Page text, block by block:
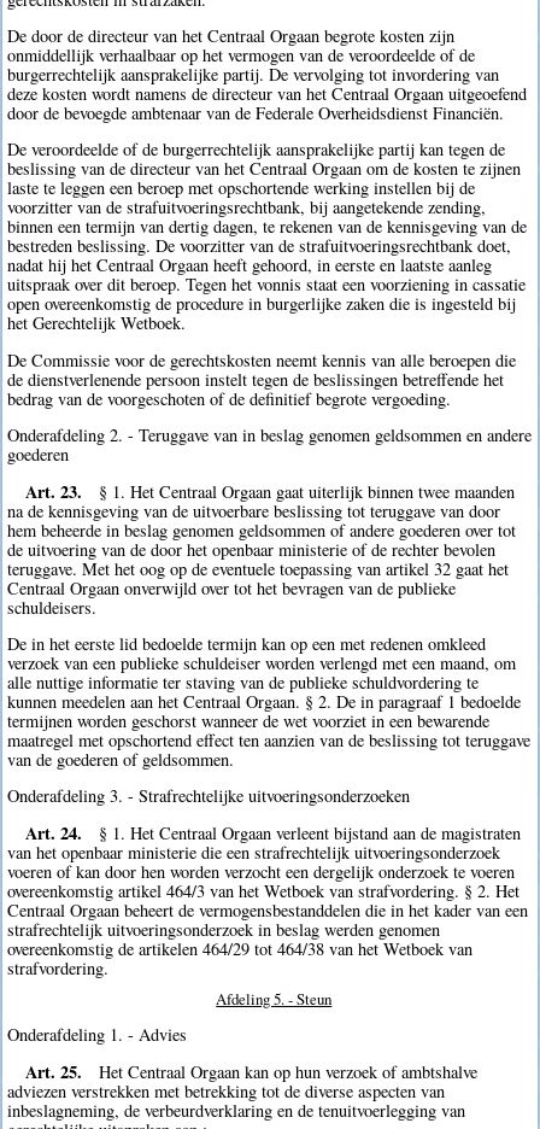
De door de directeur van het Centraal Orgaan begrote kosten zijn
onmiddellijk verhaalbaar op het vermogen van de veroordeelde of de
burgerrechtelijk aansprakelijke partij. De vervolging tot invordering van
deze kosten wordt namens de directeur van het Centraal Orgaan uitgeoefend
door de bevoegde ambtenaar van de Federale Overheidsdienst Financiën.
De veroordeelde of de burgerrechtelijk aansprakelijke partij kan tegen de
beslissing van de directeur van het Centraal Orgaan om de kosten te zijnen
laste te leggen een beroep met opschortende werking instellen bij de
voorzitter van de strafuitvoeringsrechtbank, bij aangetekende zending,
binnen een termijn van dertig dagen, te rekenen van de kennisgeving van de
bestreden beslissing. De voorzitter van de strafuitvoeringsrechtbank doet,
nadat hij het Centraal Orgaan heeft gehoord, in eerste en laatste aanleg
uitspraak over dit beroep. Tegen het vonnis staat een voorziening in cassatie
open overeenkomstig de procedure in burgerlijke zaken die is ingesteld bij
het Gerechtelijk Wetboek.
De Commissie voor de gerechtskosten neemt kennis van alle beroepen die
de dienstverlenende persoon instelt tegen de beslissingen betreffende het
bedrag van de voorgeschoten of de definitief begrote vergoeding.
Onderafdeling 2. - Teruggave van in beslag genomen geldsommen en andere
goederen
Art. 23.
§ 1. Het Centraal Orgaan gaat uiterlijk binnen twee maanden
na de kennisgeving van de uitvoerbare beslissing tot teruggave van door
hem beheerde in beslag genomen geldsommen of andere goederen over tot
de uitvoering van de door het openbaar ministerie of de rechter bevolen
teruggave. Met het oog op de eventuele toepassing van artikel 32 gaat het
Centraal Orgaan onverwijld over tot het bevragen van de publieke
schuldeisers.
De in het eerste lid bedoelde termijn kan op een met redenen omkleed
verzoek van een publieke schuldeiser worden verlengd met een maand, om
alle nuttige informatie ter staving van de publieke schuldvordering te
kunnen meedelen aan het Centraal Orgaan. § 2. De in paragraaf 1 bedoelde
termijnen worden geschorst wanneer de wet voorziet in een bewarende
maatregel met opschortend effect ten aanzien van de beslissing tot teruggave
van de goederen of geldsommen.
Onderafdeling 3. - Strafrechtelijke uitvoeringsonderzoeken
Art. 24.
§ 1. Het Centraal Orgaan verleent bijstand aan de magistraten
van het openbaar ministerie die een strafrechtelijk uitvoeringsonderzoek
voeren of kan door hen worden verzocht een dergelijk onderzoek te voeren
overeenkomstig artikel 464/3 van het Wetboek van strafvordering. § 2. Het
Centraal Orgaan beheert de vermogensbestanddelen die in het kader van een
strafrechtelijk uitvoeringsonderzoek in beslag werden genomen
overeenkomstig de artikelen 464/29 tot 464/38 van het Wetboek van
strafvordering.
Afdeling 5. - Steun
Onderafdeling 1. - Advies
Art. 25.
Het Centraal Orgaan kan op hun verzoek of ambtshalve
adviezen verstrekken met betrekking tot de diverse aspecten van
inbeslagneming, de verbeurdverklaring en de tenuitvoerlegging van